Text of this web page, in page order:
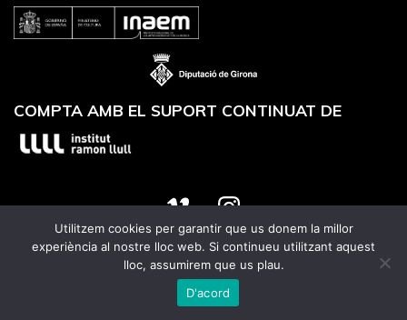
COMPTA AMB EL SUPORT CONTINUAT DE
Website designed byUtrans
Utilitzem cookies per garantir que us donem la millor
experiència al nostre lloc web. Si continueu utilitzant aquest
lloc, assumirem que us plau.
D'acord